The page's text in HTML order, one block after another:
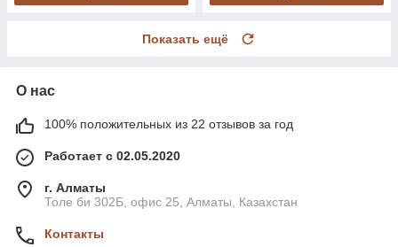
Показать ещё
О нас
100% положительных из 22 отзывов за год
Работает с 02.05.2020
г. Алматы
Толе би 302Б, офис 25, Алматы, Казахстан
Контакты